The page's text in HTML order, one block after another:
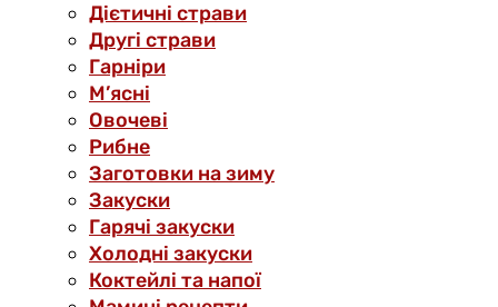
Дієтичні страви
Другі страви
Гарніри
М’ясні
Овочеві
Рибне
Заготовки на зиму
Закуски
Гарячі закуски
Холодні закуски
Коктейлі та напої